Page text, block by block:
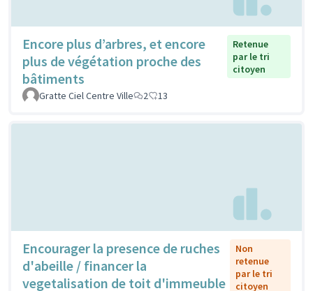
Encore plus d’arbres, et encore
plus de végétation proche des
bâtiments
Retenue
par le tri
citoyen
Gratte Ciel Centre Ville 2 13
Encourager la presence de ruches
d'abeille / financer la
vegetalisation de toit d'immeuble
Non
retenue
par le tri
citoyen